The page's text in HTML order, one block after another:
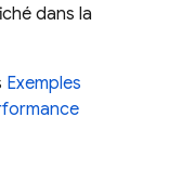
dans la
Exemples